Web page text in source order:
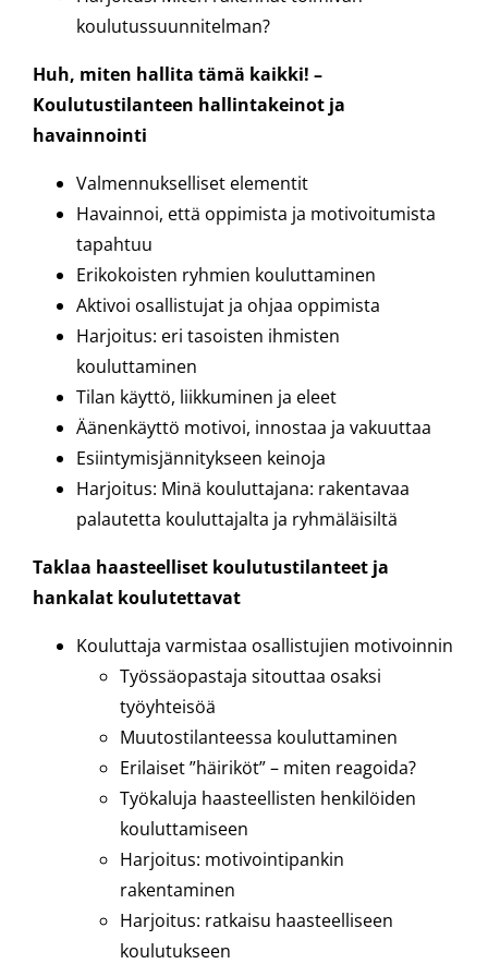
koulutussuunnitelman?
Huh, miten hallita tämä kaikki! –
Koulutustilanteen hallintakeinot ja
havainnointi
Valmennukselliset elementit
Havainnoi, että oppimista ja motivoitumista
tapahtuu
Erikokoisten ryhmien kouluttaminen
Aktivoi osallistujat ja ohjaa oppimista
Harjoitus: eri tasoisten ihmisten
kouluttaminen
Tilan käyttö, liikkuminen ja eleet
Äänenkäyttö motivoi, innostaa ja vakuuttaa
Esiintymisjännitykseen keinoja
Harjoitus: Minä kouluttajana: rakentavaa
palautetta kouluttajalta ja ryhmäläisiltä
Taklaa haasteelliset koulutustilanteet ja
hankalat koulutettavat
Kouluttaja varmistaa osallistujien motivoinnin
Työssäopastaja sitouttaa osaksi
työyhteisöä
Muutostilanteessa kouluttaminen
Erilaiset ”häiriköt” – miten reagoida?
Työkaluja haasteellisten henkilöiden
kouluttamiseen
Harjoitus: motivointipankin
rakentaminen
Harjoitus: ratkaisu haasteelliseen
koulutukseen